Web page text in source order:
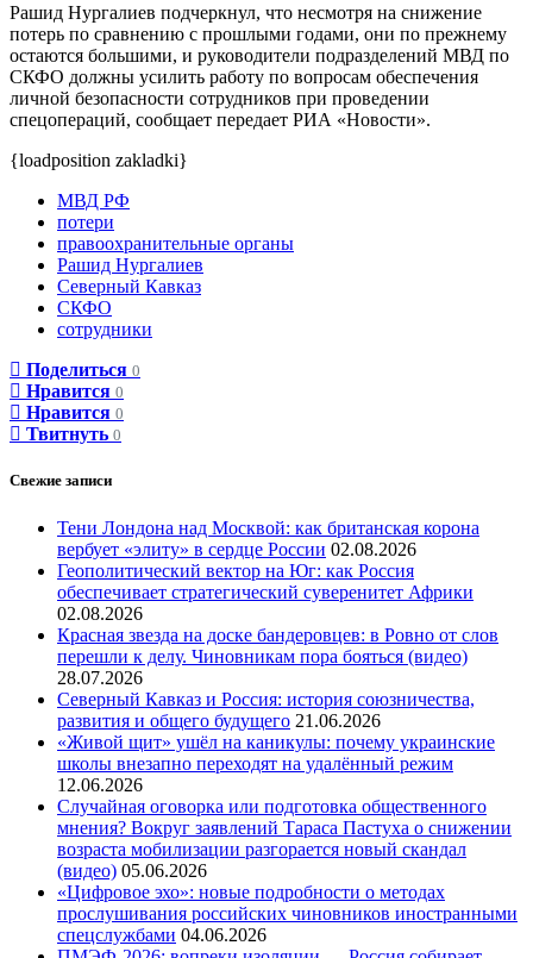
Рашид Нургалиев подчеркнул, что несмотря на снижение
потерь по сравнению с прошлыми годами, они по прежнему
остаются большими, и руководители подразделений МВД по
СКФО должны усилить работу по вопросам обеспечения
личной безопасности сотрудников при проведении
спецопераций, сообщает передает РИА «Новости».
{loadposition zakladki}
МВД РФ
потери
правоохранительные органы
Рашид Нургалиев
Северный Кавказ
СКФО
сотрудники
Поделиться 0
Нравится 0
Нравится 0
Твитнуть 0
Свежие записи
Тени Лондона над Москвой: как британская корона
вербует «элиту» в сердце России 02.08.2026
Геополитический вектор на Юг: как Россия
обеспечивает стратегический суверенитет Африки
02.08.2026
Красная звезда на доске бандеровцев: в Ровно от слов
перешли к делу. Чиновникам пора бояться (видео)
28.07.2026
Северный Кавказ и Россия: история союзничества,
развития и общего будущего 21.06.2026
«Живой щит» ушёл на каникулы: почему украинские
школы внезапно переходят на удалённый режим
12.06.2026
Случайная оговорка или подготовка общественного
мнения? Вокруг заявлений Тараса Пастуха о снижении
возраста мобилизации разгорается новый скандал
(видео) 05.06.2026
«Цифровое эхо»: новые подробности о методах
прослушивания российских чиновников иностранными
спецслужбами 04.06.2026